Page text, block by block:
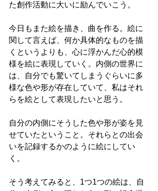
た創作活動に大いに励んでいこう。
今日もまた絵を描き、曲を作る。絵に
関して言えば、何か具体的なものを描
くというよりも、心に浮かんだ心的模
様を絵に表現していく。内側の世界に
は、自分でも驚いてしまうぐらいに多
様な色や形が存在していて、私はそれ
らを絵として表現したいと思う。
自分の内側にそうした色や形が姿を見
せていたということ。それらとの出会
いを記録するかのように絵にしてい
く。
そう考えてみると、1つ1つの絵は、自